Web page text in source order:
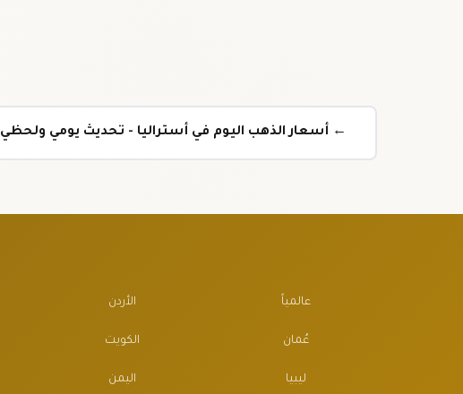
← أسعار الذهب اليوم في أستراليا - تحديث يومي ولحظي
عالمياً الأردن
عُمان الكويت
ليبيا اليمن